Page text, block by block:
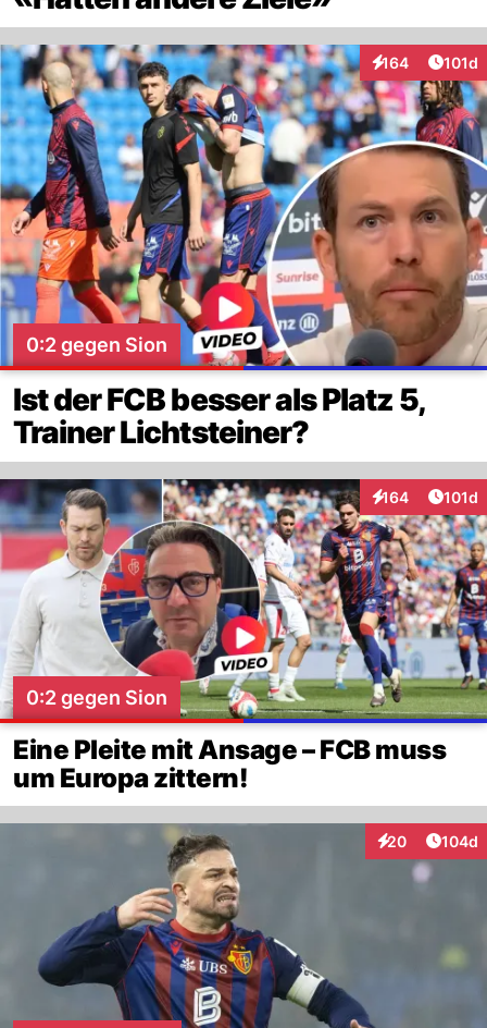
164
Interaktionen101d
0:2 gegen Sion
Ist der FCB besser als Platz 5,
Trainer Lichtsteiner?
164
Interaktionen101d
0:2 gegen Sion
Eine Pleite mit Ansage – FCB muss
um Europa zittern!
20
Interaktionen
104d